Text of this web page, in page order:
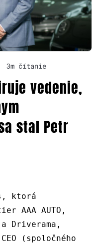
3m čítanie
vedenie,
stal Petr
ktorá
AAA AUTO,
Driverama,
(spoločného